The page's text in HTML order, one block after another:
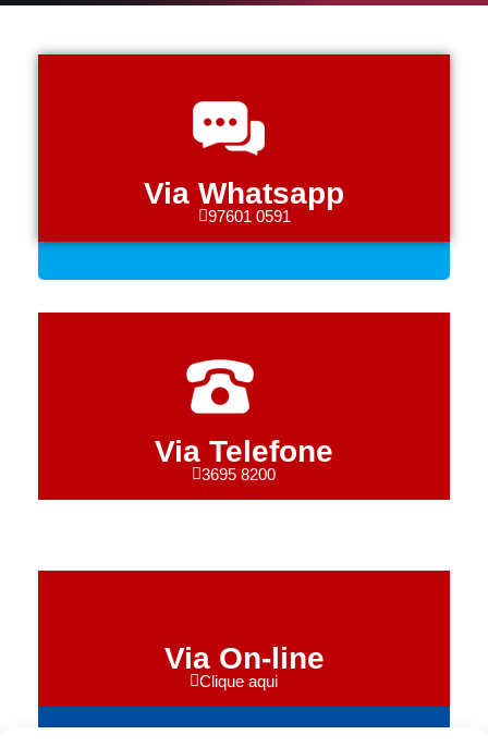
Via Whatsapp
97601 0591
Via Telefone
3695 8200
Via On-line
Clique aqui